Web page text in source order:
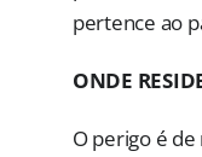
pertence ao
ONDE
O perigo é de